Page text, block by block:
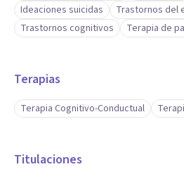
Ideaciones suicidas
Trastornos del
Trastornos cognitivos
Terapia de
Terapias
Terapia Cognitivo-Conductual
Titulaciones